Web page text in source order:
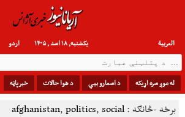
العربیة اردو یکشنبه, ۱۸ اسد , ۱۴۰۵
له موږ سره اړیکه د اسعارو بیې د هوا حالات خبرپاڼه
برخه -څانګه : afghanistan, politics, social